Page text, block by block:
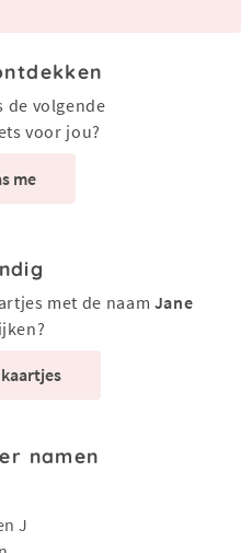
de volgende
voor jou?
me
met de naam Jane
namen
J